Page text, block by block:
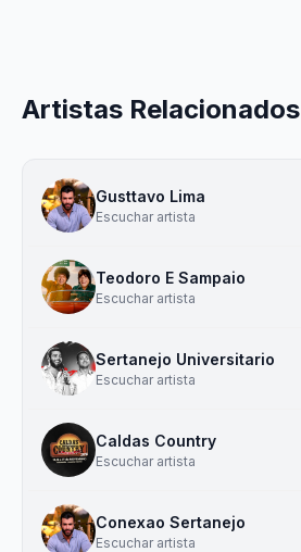
Artistas Relacionados
Gusttavo Lima
Escuchar artista
Teodoro E Sampaio
Escuchar artista
Sertanejo Universitario
Escuchar artista
Caldas Country
Escuchar artista
Conexao Sertanejo
Escuchar artista